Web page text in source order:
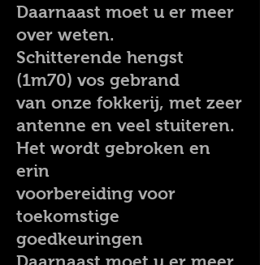
Daarnaast moet u er meer
over weten.
Schitterende hengst
(1m70) vos gebrand
van onze fokkerij, met zeer
antenne en veel stuiteren.
Het wordt gebroken en
erin
voorbereiding voor
toekomstige
goedkeuringen